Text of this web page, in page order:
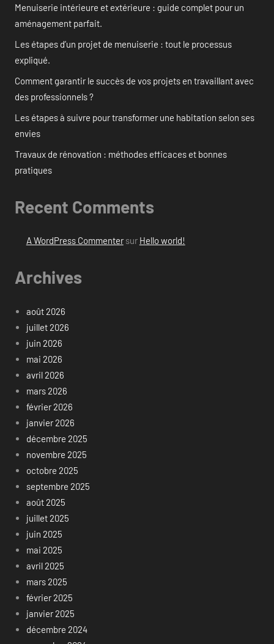
Menuiserie intérieure et extérieure : guide complet pour un
aménagement parfait.
Les étapes d’un projet de menuiserie : tout le processus
expliqué.
Comment garantir le succès de vos projets en travaillant avec
des professionnels ?
Les étapes à suivre pour transformer une habitation selon ses
envies
Travaux de rénovation : méthodes efficaces et bonnes
pratiques
Recent Comments
A WordPress Commentersur Hello world!
Archives
août 2026
juillet 2026
juin 2026
mai 2026
avril 2026
mars 2026
février 2026
janvier 2026
décembre 2025
novembre 2025
octobre 2025
septembre 2025
août 2025
juillet 2025
juin 2025
mai 2025
avril 2025
mars 2025
février 2025
janvier 2025
décembre 2024